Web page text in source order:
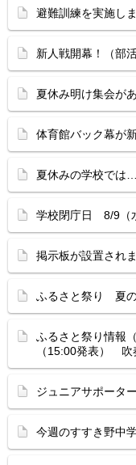
避難訓練を実施し
新人戦開幕！（部活
夏休み明け集会が
体育館バック幕が
夏休みの学校で
学校閉庁日 8/9（
掲示板が設置され
ふるさと祭り 夏の
ふるさと祭り情報
（15:00発表） 吹
ジュニアサポー
今週のすすき野